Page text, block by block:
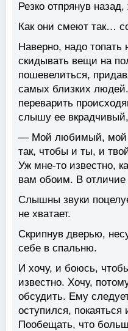
Резко отпрянув
Как они смеют так…
Наверно, надо топать
скидывать вещи на
пошевелиться,
самых близких
переварить
слышу ее
— Мой любимый, мой
так, чтобы и ты, и
Уж мне-то известно,
вам обоим. В отличие
Слышны звуки
не хватает.
Скрипнув дверью,
себе в спальню.
И хочу, и боюсь,
известно. Хочу,
обсудить. Ему
оступился,
Пообещать, что